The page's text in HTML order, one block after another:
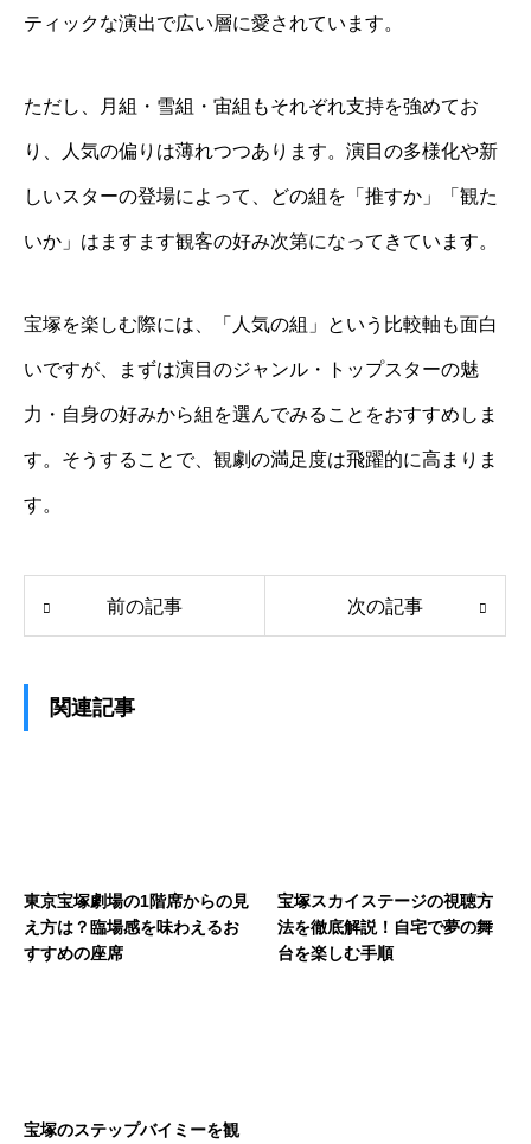
ティックな演出で広い層に愛されています。
ただし、月組・雪組・宙組もそれぞれ支持を強めてお
り、人気の偏りは薄れつつあります。演目の多様化や新
しいスターの登場によって、どの組を「推すか」「観た
いか」はますます観客の好み次第になってきています。
宝塚を楽しむ際には、「人気の組」という比較軸も面白
いですが、まずは演目のジャンル・トップスターの魅
力・自身の好みから組を選んでみることをおすすめしま
す。そうすることで、観劇の満足度は飛躍的に高まりま
す。
前の記事 次の記事
関連記事
東京宝塚劇場の1階席からの見
え方は？臨場感を味わえるお
すすめの座席
宝塚スカイステージの視聴方
法を徹底解説！自宅で夢の舞
台を楽しむ手順
宝塚のステップバイミーを観